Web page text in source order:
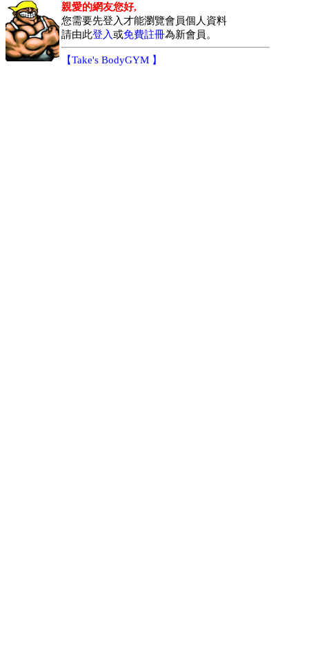
親愛的網友您好,
您需要先登入才能瀏覽會員個人資料
請由此登入或免費註冊為新會員。
【Take's BodyGYM 】